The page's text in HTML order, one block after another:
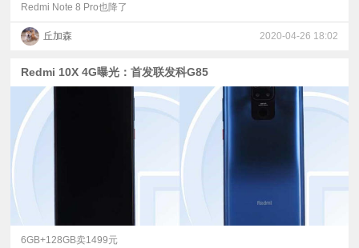
Redmi Note 8 Pro也降了
丘加森 2020-04-26 18:02
Redmi 10X 4G曝光：首发联发科G85
6GB+128GB卖1499元